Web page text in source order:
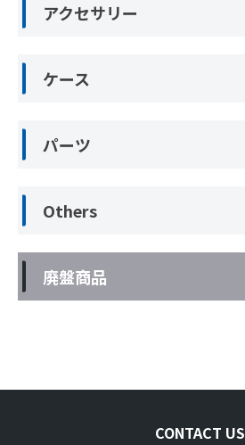
アクセサリー
ケース
パーツ
Others
廃盤商品
CONTACT US